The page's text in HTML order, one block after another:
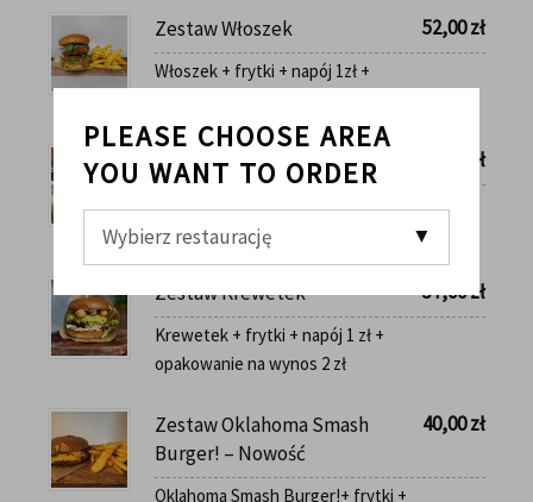
Zestaw Włoszek 52,00zł
Włoszek + frytki + napój 1zł +
Zestaw Avokadek zł
opakowanie na wynos 2 zł
Zestaw Krewetek 57,00zł
Krewetek + frytki + napój 1 zł +
opakowanie na wynos 2 zł
Zestaw Oklahoma Smash
Burger! – Nowość
40,00zł
Oklahoma Smash Burger!+ frytki +
PLEASE CHOOSE AREA
YOU WANT TO ORDER